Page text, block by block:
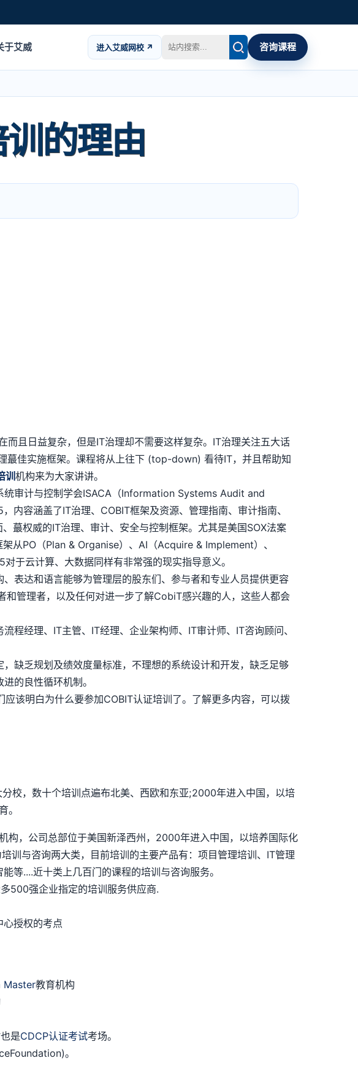
于艾威 进入艾威网校 ↗ 咨询课程
的理由
且日益复杂，但是IT治理却不需要这样复杂。IT治理关注五大话
蕞佳实施框架。课程将从上往下 (top-down) 看待IT，并且帮助知
训机构来为大家讲讲。
计与控制学会ISACA（Information Systems Audit and
容涵盖了IT治理、COBIT框架及资源、管理指南、审计指南、
蕞权威的IT治理、审计、安全与控制框架。尤其是美国SOX法案
从PO（Plan & Organise）、AI（Acquire & Implement）、
于云计算、大数据同样有非常强的现实指导意义。
达和语言能够为管理层的股东们、参与者和专业人员提供更容
管理者，以及任何对进一步了解CobiT感兴趣的人，这些人都会
经理、IT主管、IT经理、企业架构师、IT审计师、IT咨询顾问、
缺乏规划及绩效度量标准，不理想的系统设计和开发，缺乏足够
的良性循环机制。
该明白为什么要参加COBIT认证培训了。了解更多内容，可以拨
，数十个培训点遍布北美、西欧和东亚;2000年进入中国，以培
。
公司总部位于美国新泽西州，2000年进入中国，以培养国际化
训与咨询两大类，目前培训的主要产品有：项目管理培训、IT管理
等....近十类上几百门的课程的培训与咨询服务。
500强企业指定的培训服务供应商.
授权的考点
Master教育机构
是CDCP认证考试考场。
。